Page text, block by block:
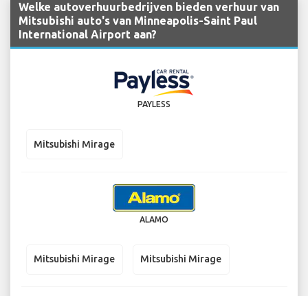
Welke autoverhuurbedrijven bieden verhuur van
Mitsubishi auto's van Minneapolis-Saint Paul
International Airport aan?
PAYLESS
Mitsubishi Mirage
ALAMO
Mitsubishi Mirage Mitsubishi Mirage